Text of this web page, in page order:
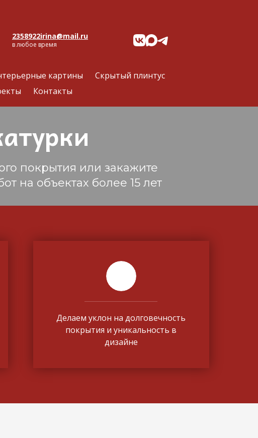
2358922irina@mail.ru
в любое время
картины
Скрытый плинтус
Контакты
покрытия или закажите
на объектах более 15 лет
Делаем уклон на долговечность
покрытия и уникальность в
дизайне